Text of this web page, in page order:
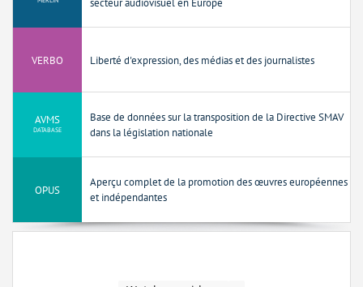
secteur audiovisuel en Europe
VERBO Liberté d'expression, des médias et des journalistes
AVMS
DATABASE
Base de données sur la transposition de la Directive SMAV
dans la législation nationale
OPUS
Aperçu complet de la promotion des œuvres européennes
et indépendantes